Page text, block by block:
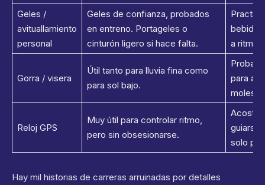
Geles /
avituallamiento
personal
Geles de confianza, probados
en entreno. Portageles o
cinturón ligero si hace falta.
bebida
a
Gorra / visera
Útil tanto para lluvia fina como
para sol bajo.
para
Reloj GPS
Muy útil para controlar ritmo,
pero sin obsesionarse.
guiarse
solo
Hay mil historias de carreras arruinadas por detalles